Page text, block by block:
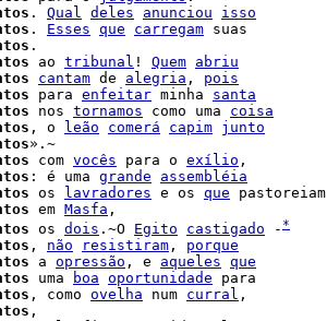
. Qual deles anunciou
isso
. Esses que carregam suas
.
ao tribunal ! Quem abriu
cantam de alegria , pois
para enfeitar minha santa
nos tornamos como uma coisa
, o leão comerá capim junto
».~
com vocês para o exílio
: é uma grande
assembléia
os lavradores e os que pastoreiam
em Masfa ,
os dois .~O Egito castigado - *
, não resistiram , porque
a opressão , e aqueles que
uma boa oportunidade para
, como ovelha num curral ,
,